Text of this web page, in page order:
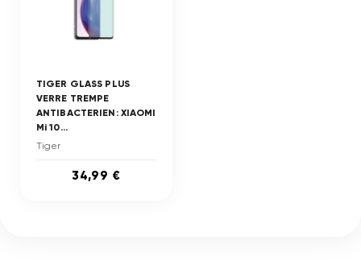
TIGER GLASS PLUS
VERRE TREMPE
ANTIBACTERIEN: XIAOMI
Mi 10...
Tiger
34,99 €